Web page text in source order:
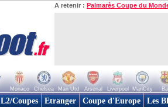
A retenir : Palmarès Coupe du
Monaco Chelsea Man Utd Arsenal Liverpool ManCity
L2/Coupes Etranger Coupe d'Europe Les